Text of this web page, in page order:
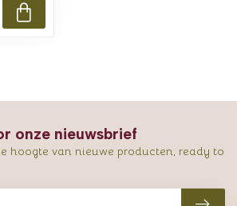
onze nieuwsbrief
hoogte van nieuwe producten, ready to